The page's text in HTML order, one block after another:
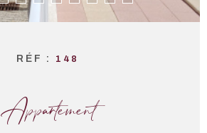
RÉF : 148
Appartement